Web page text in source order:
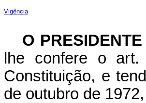
Vigência
O
lhe confere o
Constituição, e
de outubro de 1972,